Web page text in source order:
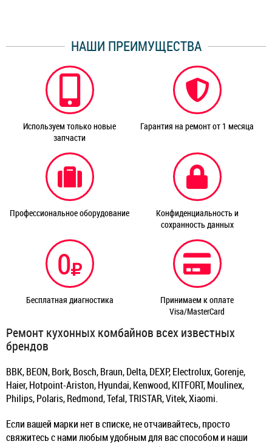
НАШИ ПРЕИМУЩЕСТВА
Используем только новые
запчасти
Гарантия на ремонт от 1 месяца
Профессиональное оборудование
Конфиденциальность и
сохранность данных
0
Бесплатная диагностика
Принимаем к оплате
Visa/MasterCard
Ремонт кухонных комбайнов всех известных
брендов
BBK, BEON, Bork, Bosch, Braun, Delta, DEXP, Electrolux, Gorenje,
Haier, Hotpoint-Ariston, Hyundai, Kenwood, KITFORT, Moulinex,
Philips, Polaris, Redmond, Tefal, TRISTAR, Vitek, Xiaomi.
Если вашей марки нет в списке, не отчаивайтесь, просто
свяжитесь с нами любым удобным для вас способом и наши